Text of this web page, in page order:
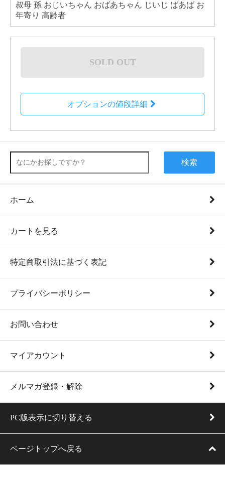
叔母 孫 おじいちゃん おばあちゃん じいじ ばあば お
年寄り 高齢者
SOLD OUT
オプションの値段詳細
検索
ホーム
カートを見る
特定商取引法に基づく表記
プライバシーポリシー
お問い合わせ
マイアカウント
メルマガ登録・解除
PC版表示に切り替える
ページトップへ戻る